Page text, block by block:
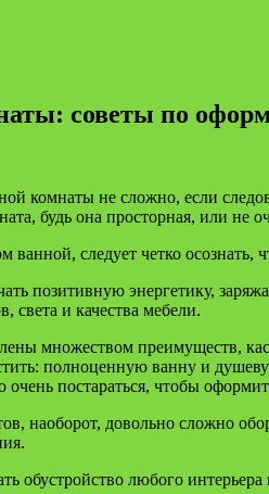
советы по
комнаты не сложно, если
будь она просторная, или не
ванной, следует четко
позитивную энергетику,
света и качества мебели.
множеством преимуществ,
полноценную ванну и
постараться, чтобы
наоборот, довольно сложно
обустройство любого